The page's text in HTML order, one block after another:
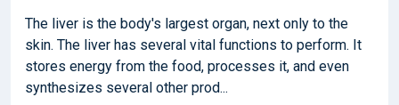
The liver is the body's largest organ, next only to the
skin. The liver has several vital functions to perform. It
stores energy from the food, processes it, and even
synthesizes several other prod...